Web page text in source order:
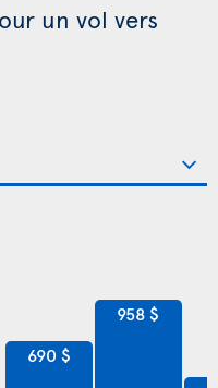
un vol vers
690 $
958 $